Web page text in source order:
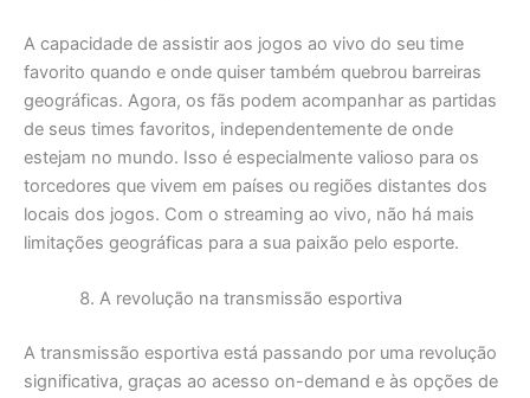
A capacidade de assistir aos jogos ao vivo do seu time
favorito quando e onde quiser também quebrou barreiras
geográficas. Agora, os fãs podem acompanhar as partidas
de seus times favoritos, independentemente de onde
estejam no mundo. Isso é especialmente valioso para os
torcedores que vivem em países ou regiões distantes dos
locais dos jogos. Com o streaming ao vivo, não há mais
limitações geográficas para a sua paixão pelo esporte.
A revolução na transmissão esportiva
A transmissão esportiva está passando por uma revolução
significativa, graças ao acesso on-demand e às opções de